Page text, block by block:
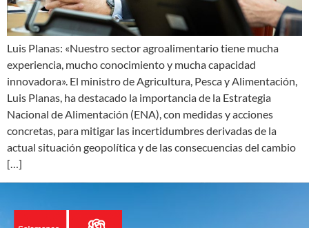
Luis Planas: «Nuestro sector agroalimentario tiene mucha
experiencia, mucho conocimiento y mucha capacidad
innovadora». El ministro de Agricultura, Pesca y Alimentación,
Luis Planas, ha destacado la importancia de la Estrategia
Nacional de Alimentación (ENA), con medidas y acciones
concretas, para mitigar las incertidumbres derivadas de la
actual situación geopolítica y de las consecuencias del cambio
[…]